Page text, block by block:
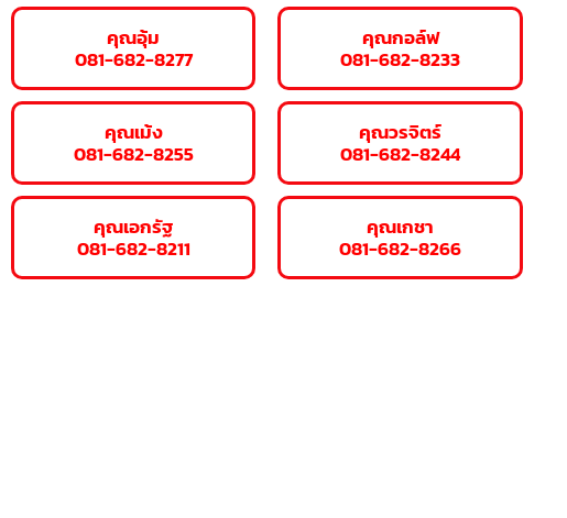
คุณอุ้ม
081-682-8277
คุณเม้ง
081-682-8255
คุณเอกรัฐ
081-682-8211
คุณกอล์ฟ
081-682-8233
คุณวรจิตร์
081-682-8244
คุณเกชา
081-682-8266